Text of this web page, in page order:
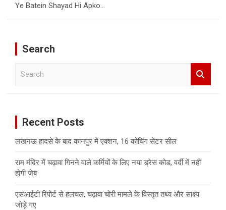
Ye Batein Shayad Hi Apko…
Search
Recent Posts
लखनऊ हादसे के बाद कानपुर में एक्शन, 16 कोचिंग सेंटर सील
राम मंदिर में चढ़ावा गिनने वाले कर्मियों के लिए नया ड्रेस कोड, वर्दी में नहीं
होगी जेब
एसआईटी रिपोर्ट से हलचल, चढ़ावा चोरी मामले के विस्तृत तथ्य और साक्ष्य
जोड़े गए